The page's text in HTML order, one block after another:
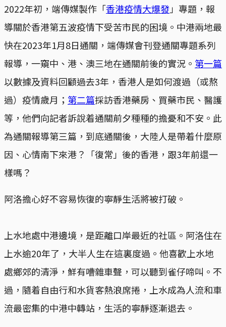
2022年初，端傳媒製作「香港疫情大爆發」專題，報
導關於香港第五波疫情下受苦市民的困境。中港兩地最
快在2023年1月8日通關，端傳媒會刊登通關專題系列
報導，一窺中、港、澳三地在通關前後的實況。 第一篇
以數據及資料回顧過去3年，香港人是如何渡過（或熬
過）疫情歲月； 第二篇採訪香港藥房、買藥市民、醫護
等，他們向記者訴說着通關前夕種種的擔憂和不安。此
為通關報導第三篇，到底通關後，大陸人是帶着什麼原
因、心情南下來港？「復常」後的香港，跟3年前還一
樣嗎？
阿洛擔心好不容易恢復的寧靜生活將被打破。
上水地處中港邊境，是距離口岸最近的社區。阿洛住在
上水逾20年了，大半人生在這裏度過。他喜歡上水地
處鄉郊的清淨，鮮有嘈雜車聲，可以聽到雀仔啼叫。不
過，隨着自由行和水貨客熱浪席捲，上水成為人流和車
流最密集的中港中轉站，生活的寧靜逐漸退去。